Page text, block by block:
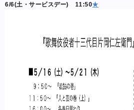
6/6(土・サービスデー) 11:50★